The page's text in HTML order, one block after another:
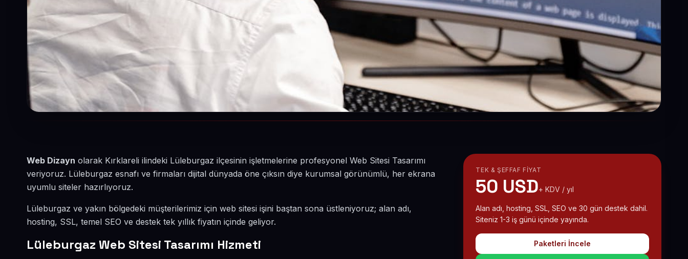
Web Dizayn olarak Kırklareli ilindeki Lüleburgaz ilçesinin işletmelerine profesyonel Web Sitesi Tasarımı
veriyoruz. Lüleburgaz esnafı ve firmaları dijital dünyada öne çıksın diye kurumsal görünümlü, her ekrana
uyumlu siteler hazırlıyoruz.
Lüleburgaz ve yakın bölgedeki müşterilerimiz için web sitesi işini baştan sona üstleniyoruz; alan adı,
hosting, SSL, temel SEO ve destek tek yıllık fiyatın içinde geliyor.
Lüleburgaz Web Sitesi Tasarımı Hizmeti
TEK & ŞEFFAF FIYAT
50 USD+ KDV / yıl
Alan adı, hosting, SSL, SEO ve 30 gün destek dahil.
Siteniz 1-3 iş günü içinde yayında.
Paketleri İncele